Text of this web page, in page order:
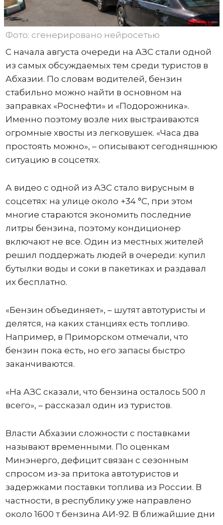
Фото: сгенерировано нейросетью
С начала августа очереди на АЗС стали одной
из самых обсуждаемых тем среди туристов в
Абхазии. По словам водителей, бензин
стабильно можно найти в основном на
заправках «Роснефти» и «Подорожника».
Именно поэтому возле них выстраиваются
огромные хвосты из легковушек. «Часа два
простоять можно», – описывают сегодняшнюю
ситуацию в соцсетях.
А видео с одной из АЗС стало вирусным в
соцсетях: на улице около +34 °C, при этом
многие стараются экономить последние
литры бензина, поэтому кондиционер
включают не все. Один из местных жителей
решил поддержать людей в очереди: купил
бутылки воды и соки в пакетиках и раздавал
их бесплатно.
«Бензин объединяет», – шутят автотуристы и
делятся, на каких станциях есть топливо.
Например, в Приморском отмечали, что
бензин пока есть, но его запасы быстро
заканчиваются.
«На АЗС сказали, что бензина осталось 500 л
всего», – рассказал один из туристов.
Власти Абхазии сложности с поставками
называют временными. По оценкам
Минэнерго, дефицит связан с сезонным
спросом из-за притока автотуристов и
задержками поставки топлива из России. В
частности, в республику уже направлено
около 1600 т бензина АИ-92. В ближайшие дни